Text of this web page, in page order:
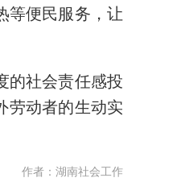
等便民服务，让
的社会责任感投
劳动者的生动实
作者：湖南社会工作